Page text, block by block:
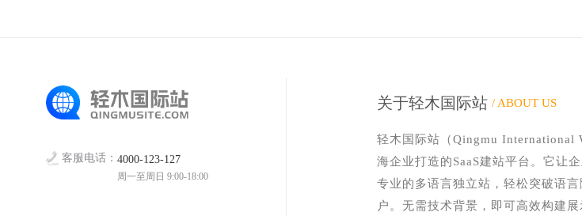
客服电话： 4000-123-127
周一至周日 9:00-18:00
关于轻木国际站 / ABOUT US
轻木国际站（Qingmu International
海企业打造的SaaS建站平台。它让
专业的多语言独立站，轻松突破语
户。无需技术背景，即可高效构建展